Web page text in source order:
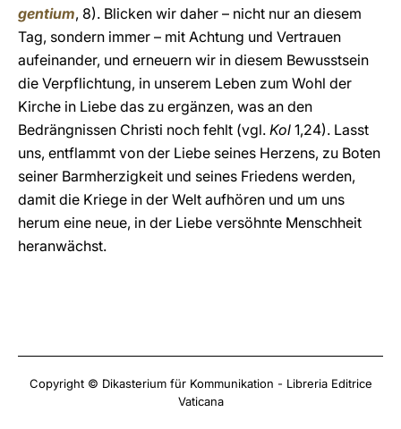
gentium, 8). Blicken wir daher – nicht nur an diesem
Tag, sondern immer – mit Achtung und Vertrauen
aufeinander, und erneuern wir in diesem Bewusstsein
die Verpflichtung, in unserem Leben zum Wohl der
Kirche in Liebe das zu ergänzen, was an den
Bedrängnissen Christi noch fehlt (vgl. Kol 1,24). Lasst
uns, entflammt von der Liebe seines Herzens, zu Boten
seiner Barmherzigkeit und seines Friedens werden,
damit die Kriege in der Welt aufhören und um uns
herum eine neue, in der Liebe versöhnte Menschheit
heranwächst.
Copyright © Dikasterium für Kommunikation - Libreria Editrice
Vaticana